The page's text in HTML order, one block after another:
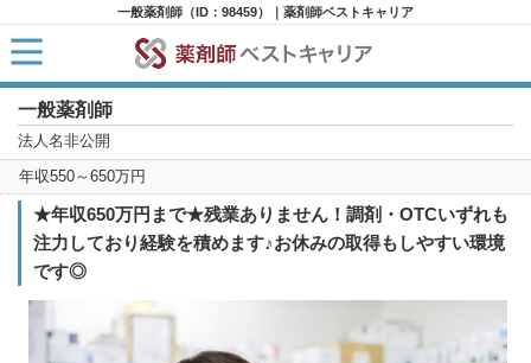
一般薬剤師（ID：98459）｜薬剤師ベストキャリア
一般薬剤師
法人名非公開
年収550～650万円
★年収650万円まで★残業ありません！調剤・OTCいずれも
注力しており経験を積めます♪お休みの取得もしやすい環境
です◎
HOME
求人検索
新着求人
求人ランキング
キャリアアドバイザー紹介
コラム
転職支援サービスに申し込む